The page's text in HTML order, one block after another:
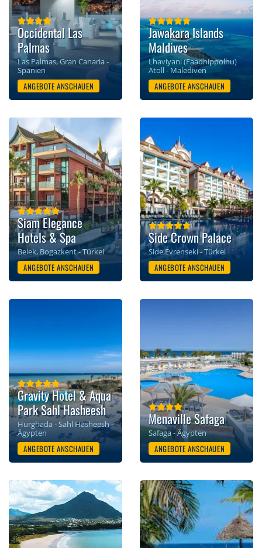
Occidental Las
Palmas
Las Palmas, Gran Canaria -
Spanien
ANGEBOTE ANSCHAUEN
Jawakara Islands
Maldives
Lhaviyani (Faadhippolhu)
Atoll - Malediven
ANGEBOTE ANSCHAUEN
Siam Elegance
Hotels & Spa
Belek, Bogazkent - Türkei
ANGEBOTE ANSCHAUEN
Side Crown Palace
Side,Evrenseki - Türkei
ANGEBOTE ANSCHAUEN
Gravity Hotel & Aqua
Park Sahl Hasheesh
Hurghada - Sahl Hasheesh -
Ägypten
ANGEBOTE ANSCHAUEN
Menaville Safaga
Safaga - Ägypten
ANGEBOTE ANSCHAUEN